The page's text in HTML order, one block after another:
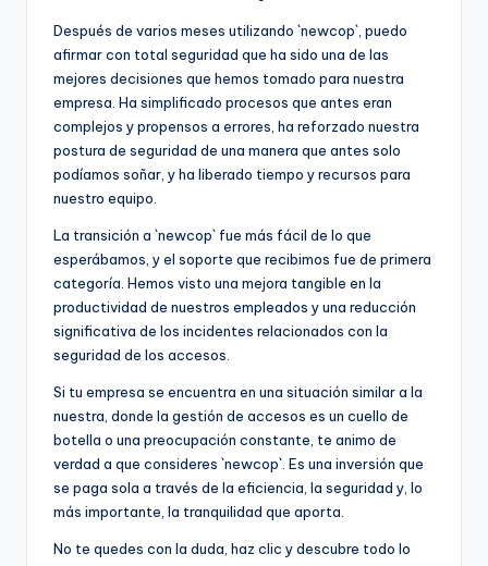
Después de varios meses utilizando `newcop`, puedo
afirmar con total seguridad que ha sido una de las
mejores decisiones que hemos tomado para nuestra
empresa. Ha simplificado procesos que antes eran
complejos y propensos a errores, ha reforzado nuestra
postura de seguridad de una manera que antes solo
podíamos soñar, y ha liberado tiempo y recursos para
nuestro equipo.
La transición a `newcop` fue más fácil de lo que
esperábamos, y el soporte que recibimos fue de primera
categoría. Hemos visto una mejora tangible en la
productividad de nuestros empleados y una reducción
significativa de los incidentes relacionados con la
seguridad de los accesos.
Si tu empresa se encuentra en una situación similar a la
nuestra, donde la gestión de accesos es un cuello de
botella o una preocupación constante, te animo de
verdad a que consideres `newcop`. Es una inversión que
se paga sola a través de la eficiencia, la seguridad y, lo
más importante, la tranquilidad que aporta.
No te quedes con la duda, haz clic y descubre todo lo